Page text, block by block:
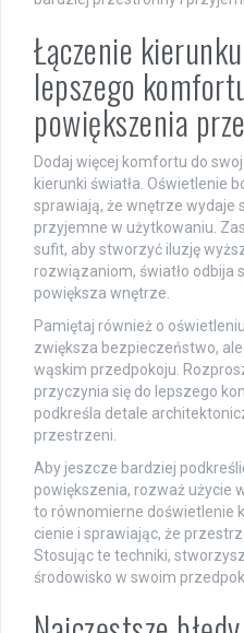
Łączenie
lepszego
powiększenia
Dodaj więcej komfortu do
kierunki światła. Oświetlenie
sprawiają, że wnętrze wydaje
przyjemne w użytkowaniu.
sufit, aby stworzyć iluzję
rozwiązaniom, światło odbija
powiększa wnętrze.
Pamiętaj również o
zwiększa bezpieczeństwo,
wąskim przedpokoju.
przyczynia się do lepszego
podkreśla detale
przestrzeni.
Aby jeszcze bardziej
powiększenia, rozważ użycie
to równomierne doświetlenie
cienie i sprawiając, że
Stosując te techniki,
środowisko w swoim